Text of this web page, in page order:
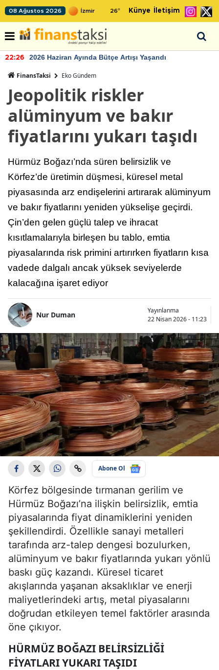
08 Ağustos 2026 26° Künye İletişim
22:26 2026 Haziran Ayında Bütçe Artışı Yaşandı
FinansTaksi Eko Gündem
Jeopolitik riskler
alüminyum ve bakır
fiyatlarını yukarı taşıdı
Hürmüz Boğazı’nda süren belirsizlik ve
Körfez’de üretimin düşmesi, küresel metal
piyasasında arz endişelerini artırarak alüminyum
ve bakır fiyatlarını yeniden yükselişe geçirdi.
Çin’den gelen güçlü talep ve ihracat
kısıtlamalarıyla birleşen bu tablo, emtia
piyasalarında risk primini artırırken fiyatların kısa
vadede dalgalı ancak yüksek seviyelerde
kalacağına işaret ediyor
Nur Duman
Yayınlanma
22 Nisan 2026 - 11:23
Abone Ol
Körfez bölgesinde tırmanan gerilim ve
Hürmüz Boğazı’na ilişkin belirsizlik, emtia
piyasalarında fiyat dinamiklerini yeniden
şekillendirdi. Özellikle sanayi metalleri
tarafında arz-talep dengesi bozulurken,
alüminyum ve bakır fiyatlarında yukarı yönlü
baskı güç kazandı. Küresel ticaret
akışlarında yaşanan aksaklıklar ve enerji
maliyetlerindeki artış, metal piyasalarını
doğrudan etkileyen temel faktörler arasında
öne çıkıyor.
HÜRMÜZ BOĞAZI BELIRSIZLIĞI
FIYATLARI YUKARI TAŞIDI